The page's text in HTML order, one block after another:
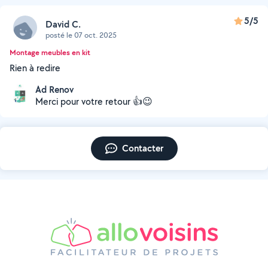
David C.
posté le 07 oct. 2025
5/5
Montage meubles en kit
Rien à redire
Ad Renov
Merci pour votre retour 👍😉
Contacter